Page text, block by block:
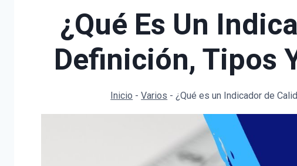
¿Qué Es Un
Definición, Tipos
Inicio -Varios - ¿Qué es un Indicador de